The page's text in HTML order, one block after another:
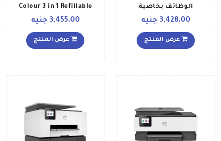
الوظائف بخاصية
طباعةنسخمسح ضوئي
EcoTank L3110 أسود
3,428.00 جنيه
عرض المنتج
Colour 3 in 1 Refillable
MegaTank Inkjet Printer
Printing A4 Print Copy Scan
Wi Fi Cloud Connectivity
3,455.00 جنيه
عرض المنتج